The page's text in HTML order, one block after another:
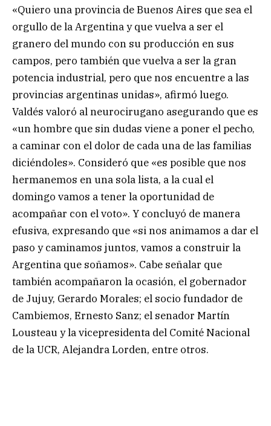
«Quiero una provincia de Buenos Aires que sea el
orgullo de la Argentina y que vuelva a ser el
granero del mundo con su producción en sus
campos, pero también que vuelva a ser la gran
potencia industrial, pero que nos encuentre a las
provincias argentinas unidas», afirmó luego.
Valdés valoró al neurocirugano asegurando que es
«un hombre que sin dudas viene a poner el pecho,
a caminar con el dolor de cada una de las familias
diciéndoles». Consideró que «es posible que nos
hermanemos en una sola lista, a la cual el
domingo vamos a tener la oportunidad de
acompañar con el voto». Y concluyó de manera
efusiva, expresando que «si nos animamos a dar el
paso y caminamos juntos, vamos a construir la
Argentina que soñamos». Cabe señalar que
también acompañaron la ocasión, el gobernador
de Jujuy, Gerardo Morales; el socio fundador de
Cambiemos, Ernesto Sanz; el senador Martín
Lousteau y la vicepresidenta del Comité Nacional
de la UCR, Alejandra Lorden, entre otros.